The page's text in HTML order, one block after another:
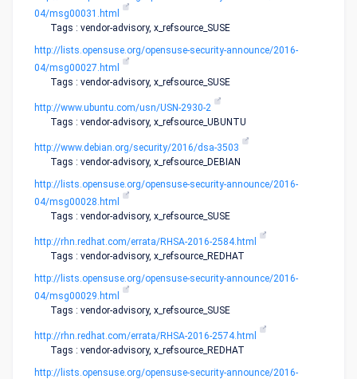
04/msg00031.html
Tags : vendor-advisory, x_refsource_SUSE
http://lists.opensuse.org/opensuse-security-announce/2016-
04/msg00027.html
Tags : vendor-advisory, x_refsource_SUSE
http://www.ubuntu.com/usn/USN-2930-2
Tags : vendor-advisory, x_refsource_UBUNTU
http://www.debian.org/security/2016/dsa-3503
Tags : vendor-advisory, x_refsource_DEBIAN
http://lists.opensuse.org/opensuse-security-announce/2016-
04/msg00028.html
Tags : vendor-advisory, x_refsource_SUSE
http://rhn.redhat.com/errata/RHSA-2016-2584.html
Tags : vendor-advisory, x_refsource_REDHAT
http://lists.opensuse.org/opensuse-security-announce/2016-
04/msg00029.html
Tags : vendor-advisory, x_refsource_SUSE
http://rhn.redhat.com/errata/RHSA-2016-2574.html
Tags : vendor-advisory, x_refsource_REDHAT
http://lists.opensuse.org/opensuse-security-announce/2016-